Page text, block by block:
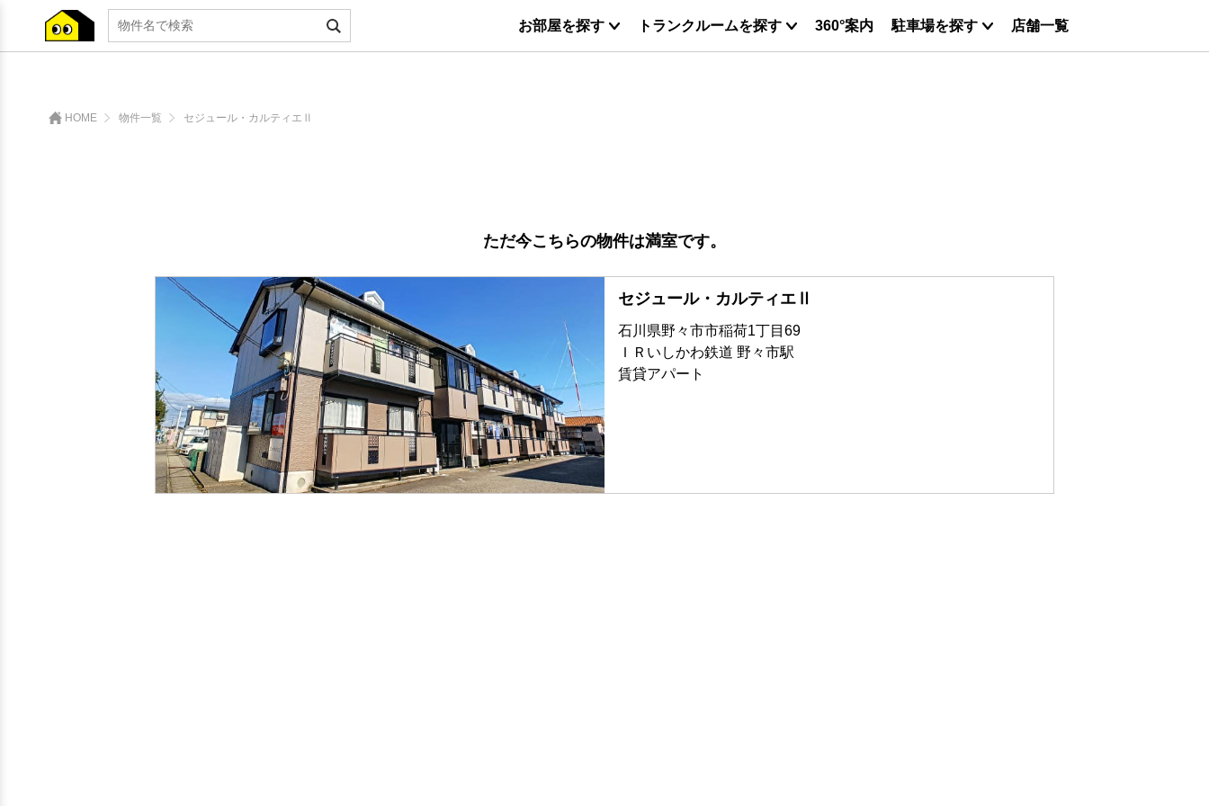
お部屋を探す トランクルームを探す 360°案内 駐車場を探す 店舗一覧
HOME 物件一覧 セジュール・カルティエⅡ
ただ今こちらの物件は満室です。
セジュール・カルティエⅡ
石川県野々市市稲荷1丁目69
ＩＲいしかわ鉄道 野々市駅
賃貸アパート